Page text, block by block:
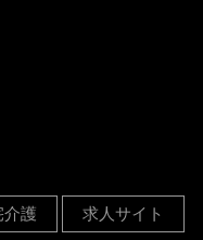
護 求人サイト